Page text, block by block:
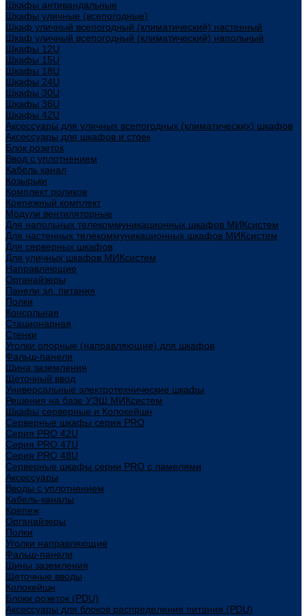
Шкафы антивандальные
Шкафы уличные (всепогодные)
Шкаф уличный всепогодный (климатический) настенный
Шкаф уличный всепогодный (климатический) напольный
Шкафы 12U
Шкафы 15U
Шкафы 18U
Шкафы 24U
Шкафы 30U
Шкафы 36U
Шкафы 42U
Аксессуары для уличных всепогодных (климатических) шкафов
Аксессуары для шкафов и стоек
Блок розеток
Ввод с уплотнением
Кабель канал
Козырьки
Комплект роликов
Крепежный комплект
Модули вентиляторные
Для напольных телекоммуникационных шкафов МИКсистем
Для настенных телекоммуникационных шкафов МИКсистем
Для серверных шкафов
Для уличных шкафов МИКсистем
Направляющие
Органайзеры
Панели эл. питания
Полки
Консольная
Стационарная
Стенки
Уголки опорные (направляющие) для шкафов
Фальш-панели
Шина заземления
Щеточный ввод
Универсальные электротехнические шкафы
Решения на базе УЭШ МИКсистем
Шкафы серверные и Колокейшн
Серверные шкафы серия PRO
Серия PRO 42U
Серия PRO 47U
Серия PRO 48U
Серверные шкафы серии PRO с ламелями
Аксессуары
Вводы с уплотнением
Кабель-каналы
Крепеж
Органайзеры
Полки
Уголки направляющие
Фальш-панели
Шины заземления
Щеточные вводы
Колокейшн
Блоки розеток (PDU)
Аксессуары для блоков распределения питания (PDU)